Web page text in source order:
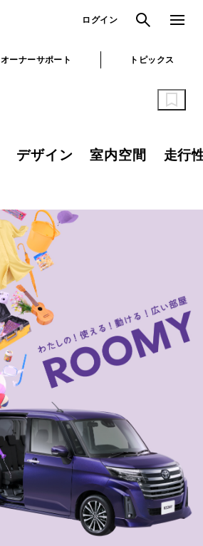
ログイン 検索 メニュ
オーナーサポート トピックス
デザイン 室内空間 走行